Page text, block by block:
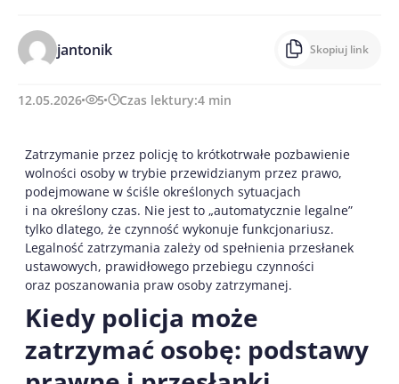
jantonik Skopiuj link
12.05.2026 5 Czas lektury:4 min
Zatrzymanie przez policję to krótkotrwałe pozbawienie
wolności osoby w trybie przewidzianym przez prawo,
podejmowane w ściśle określonych sytuacjach
i na określony czas. Nie jest to „automatycznie legalne”
tylko dlatego, że czynność wykonuje funkcjonariusz.
Legalność zatrzymania zależy od spełnienia przesłanek
ustawowych, prawidłowego przebiegu czynności
oraz poszanowania praw osoby zatrzymanej.
Kiedy policja może
zatrzymać osobę: podstawy